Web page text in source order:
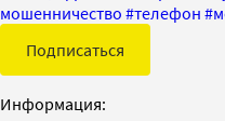
мошенничество #телефон #
Подписаться
Информация: